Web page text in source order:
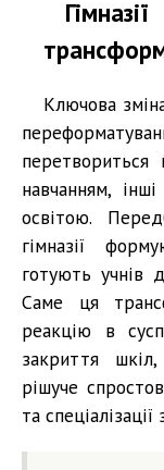
Ключова
перетвориться
навчанням,
освітою.
гімназії
готують учнів
Саме ця
реакцію в
закриття
рішуче
та